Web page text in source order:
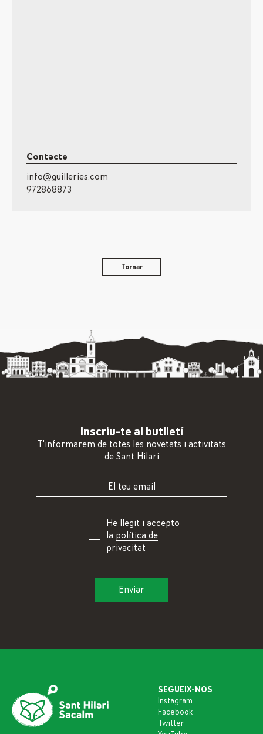
Contacte
info@guilleries.com
972868873
Tornar
Inscriu-te al butlletí
T'informarem de totes les novetats i activitats
de Sant Hilari
He llegit i accepto
la política de
privacitat
SEGUEIX-NOS
Instagram
Facebook
Twitter